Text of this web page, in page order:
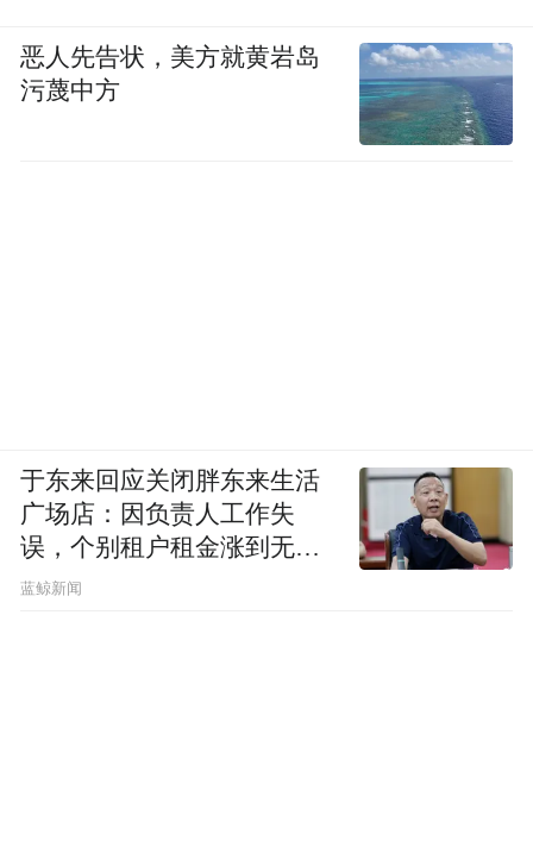
恶人先告状，美方就黄岩岛
污蔑中方
于东来回应关闭胖东来生活
广场店：因负责人工作失
误，个别租户租金涨到无法
想象
蓝鲸新闻